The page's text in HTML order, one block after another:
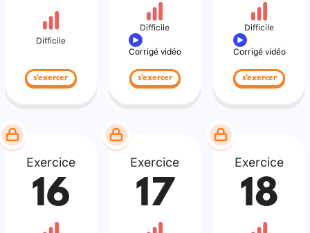
Difficile
s'exercer
Difficile
Corrigé vidéo
s'exercer
Difficile
Corrigé vidéo
s'exercer
Exercice
16
Exercice
17
Exercice
18